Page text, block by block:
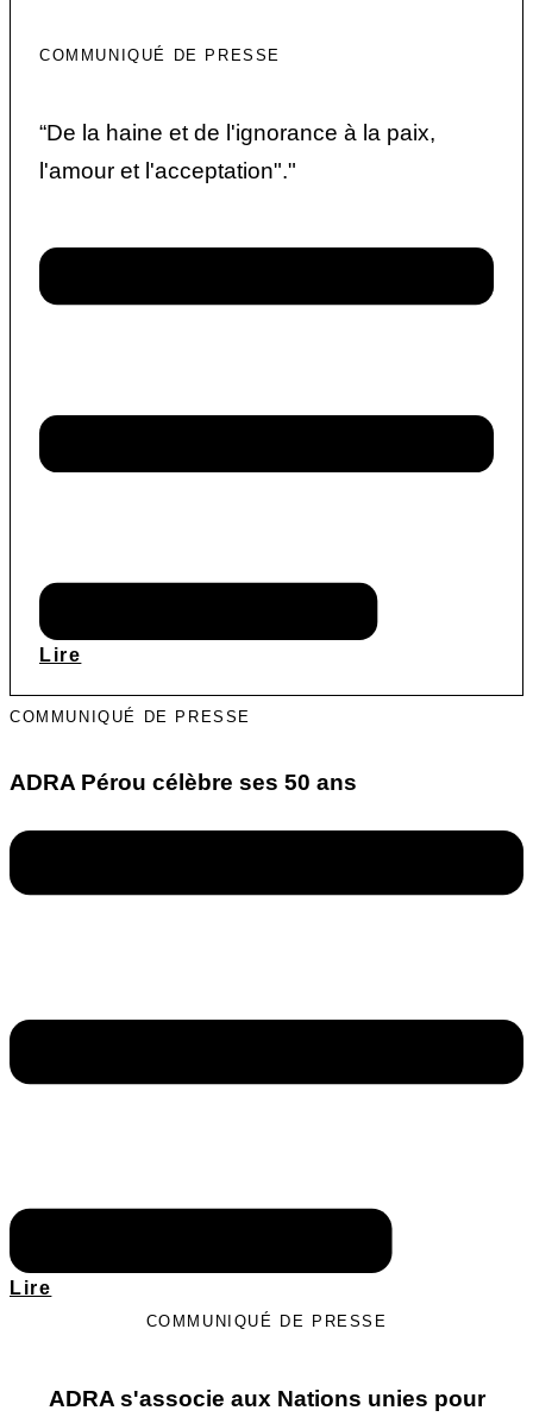
COMMUNIQUÉ DE PRESSE
“De la haine et de l'ignorance à la paix,
l'amour et l'acceptation"."
Lire
COMMUNIQUÉ DE PRESSE
ADRA Pérou célèbre ses 50 ans
Lire
COMMUNIQUÉ DE PRESSE
ADRA s'associe aux Nations unies pour